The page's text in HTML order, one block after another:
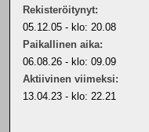
Rekisteröitynyt:
05.12.05 - klo: 20.08
Paikallinen aika:
06.08.26 - klo: 09.09
Aktiivinen viimeksi:
13.04.23 - klo: 22.21